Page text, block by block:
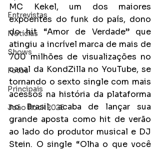
Entrevistas
Notícias
Shows
Fotos
Principais
João Rock 2025
MC Kekel, um dos maiores
expoentes do funk do país, dono
do hit “Amor de Verdade” que
atingiu a incrível marca de mais de
700 milhões de visualizações no
canal da KondZilla no YouTube, se
tornando o sexto single com mais
acessos na história da plataforma
no Brasil, acaba de lançar sua
grande aposta como hit de verão
ao lado do produtor musical e DJ
Stein. O single “Olha o que você